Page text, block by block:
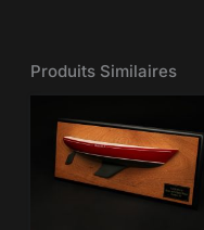
Produits Similaires